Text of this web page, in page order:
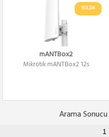
YOLDA
mANTBox2
Mikrotik mANTBox2 12s
Arama Sonucu
1